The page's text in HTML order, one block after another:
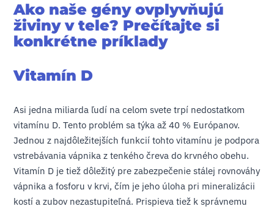
Ako naše gény ovplyvňujú
živiny v tele? Prečítajte si
konkrétne príklady
Vitamín D
Asi jedna miliarda ľudí na celom svete trpí nedostatkom
vitamínu D. Tento problém sa týka až 40 % Európanov.
Jednou z najdôležitejších funkcií tohto vitamínu je podpora
vstrebávania vápnika z tenkého čreva do krvného obehu.
Vitamín D je tiež dôležitý pre zabezpečenie stálej rovnováhy
vápnika a fosforu v krvi, čím je jeho úloha pri mineralizácii
kostí a zubov nezastupiteľná. Prispieva tiež k správnemu